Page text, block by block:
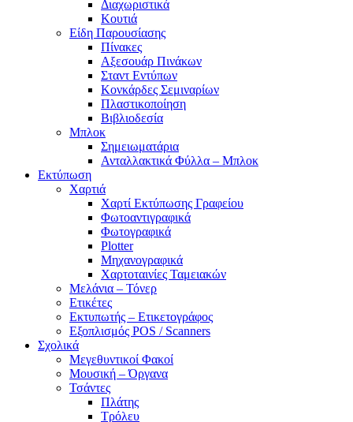
Διαχωριστικά
Κουτιά
Είδη Παρουσίασης
Πίνακες
Αξεσουάρ Πινάκων
Σταντ Εντύπων
Κονκάρδες Σεμιναρίων
Πλαστικοποίηση
Βιβλιοδεσία
Μπλοκ
Σημειωματάρια
Ανταλλακτικά Φύλλα – Μπλοκ
Εκτύπωση
Χαρτιά
Χαρτί Εκτύπωσης Γραφείου
Φωτοαντιγραφικά
Φωτογραφικά
Plotter
Μηχανογραφικά
Χαρτοταινίες Ταμειακών
Μελάνια – Τόνερ
Ετικέτες
Εκτυπωτής – Ετικετογράφος
Εξοπλισμός POS / Scanners
Σχολικά
Μεγεθυντικοί Φακοί
Μουσική – Όργανα
Τσάντες
Πλάτης
Τρόλευ